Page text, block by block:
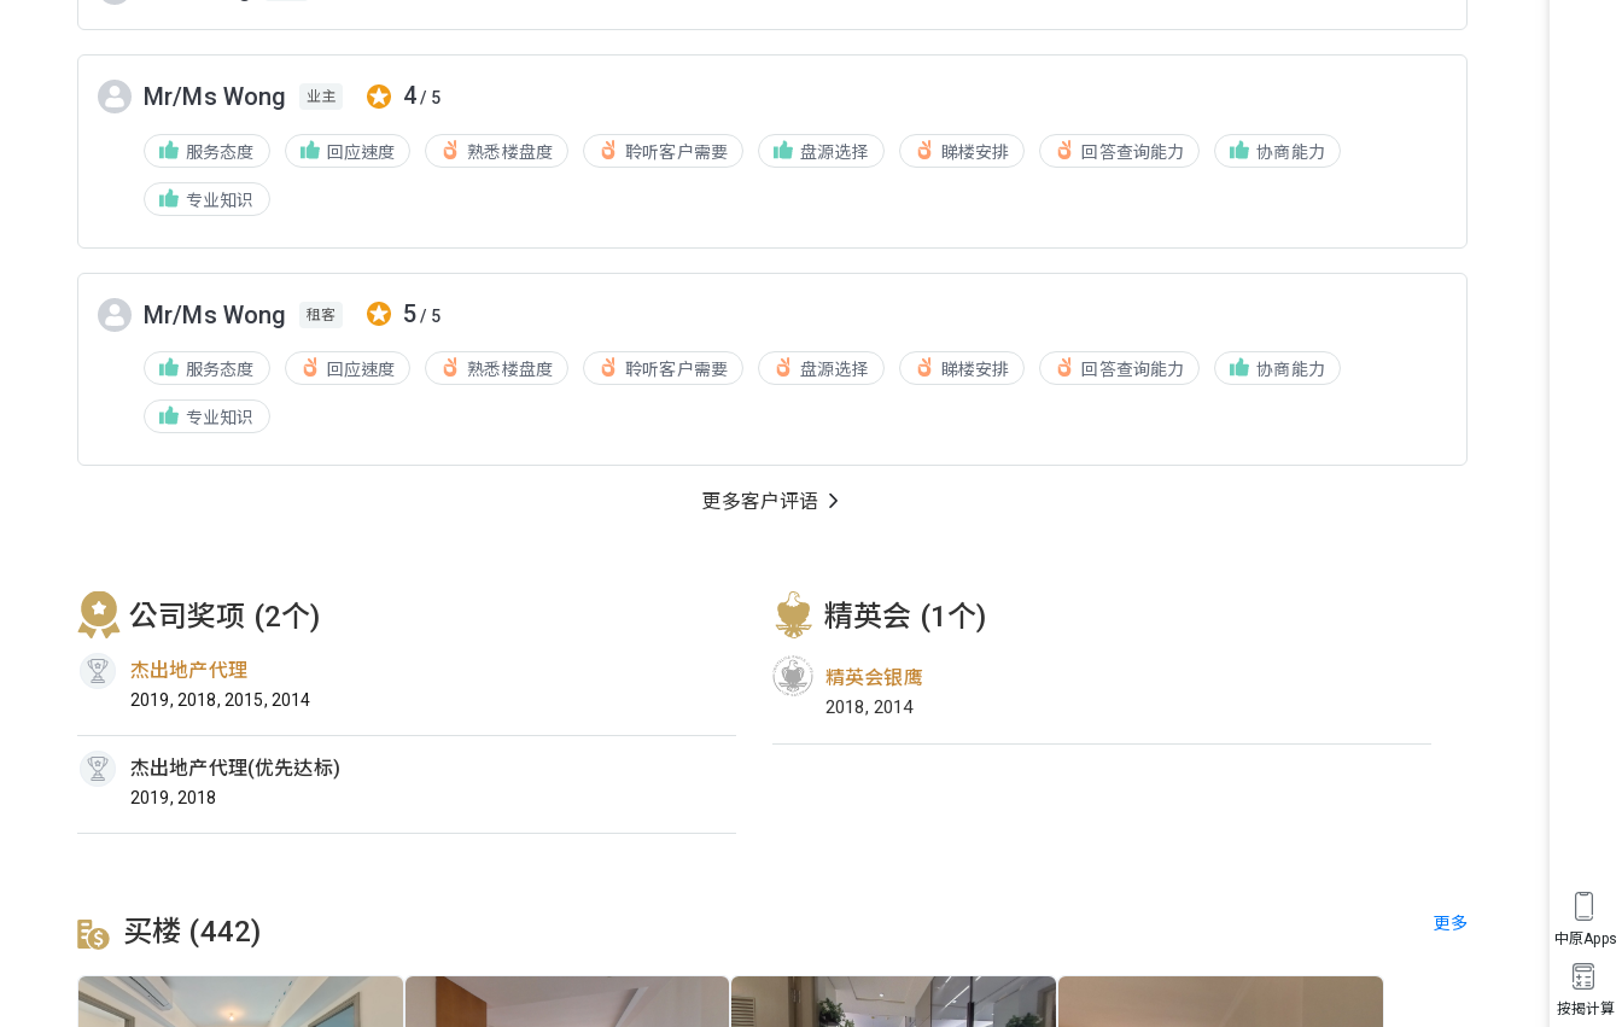
按揭计算
中原Apps
Mr/Ms Wong 业主 4/ 5
服务态度 回应速度 熟悉楼盘度 聆听客户需要 盘源选择 睇楼安排 回答查询能力 协商能力
专业知识
Mr/Ms Wong 租客 5/ 5
服务态度 回应速度 熟悉楼盘度 聆听客户需要 盘源选择 睇楼安排 回答查询能力 协商能力
专业知识
更多客户评语
公司奖项 (2个)
杰出地产代理
2019, 2018, 2015, 2014
杰出地产代理(优先达标)
2019, 2018
精英会 (1个)
精英会银鹰
2018, 2014
更多
买楼 (442)